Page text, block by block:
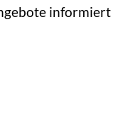
informiert